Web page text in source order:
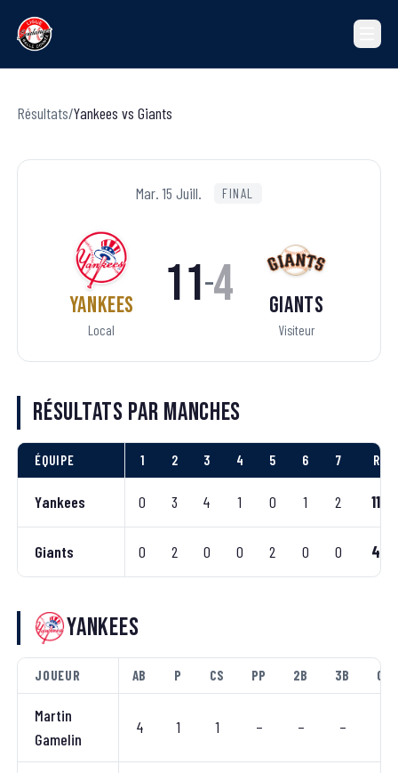
Résultats/Yankees vs Giants
Mar. 15 Juill. FINAL
Yankees
Local
11–4 Giants
Visiteur
Résultats par manches
ÉQUIPE 1 2 3 4 5 6 7 R
Yankees 0 3 4 1 0 1 2 11
Giants 0 2 0 0 2 0 0 4
Yankees
JOUEUR AB P CS PP 2B 3B CC
Martin
Gamelin
4 1 1 – – –